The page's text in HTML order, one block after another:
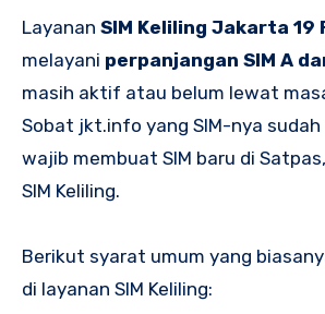
Layanan SIM Keliling Jakarta 19
melayani perpanjangan SIM A
masih aktif atau belum lewat
Sobat jkt.info yang SIM-nya sudah
wajib membuat SIM baru di
SIM Keliling.
Berikut syarat umum yang
di layanan SIM Keliling: